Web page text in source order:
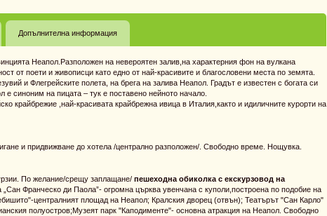
Допълнителна информация
Неапол.Разположен на невероятен залив,на характерния фон на вулкана
от поети и живописци като едно от най-красивите и благословени места по земята.
и Флегрейските полета, на брега на залива Неапол. Градът е известен с богата си
е синоним на пицата – тук е поставено нейното начало.
крайбрежие ,най-красивата крайбрежна ивица в Италия,както и идиличните курорти на
и придвижване до хотела /централно разположен/. Свободно време. Нощувка.
По желание/срещу заплащане/ пешеходна обиколка с екскурзовод на
„Сан Франческо ди Паола”- огромна църква увенчана с куполи,построена по подобие на
централният площад на Неапол; Кралския дворец (отвън); Театърът "Сан Карло"
полуостров;Музеят парк "Каподименте"- основна атракция на Неапол. Свободно